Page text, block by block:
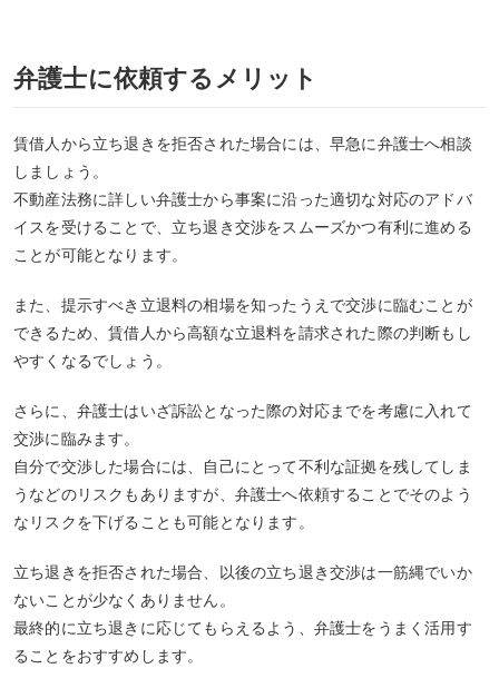
弁護士に依頼するメリット
賃借人から立ち退きを拒否された場合には、早急に弁護士へ相談
しましょう。
不動産法務に詳しい弁護士から事案に沿った適切な対応のアドバ
イスを受けることで、立ち退き交渉をスムーズかつ有利に進める
ことが可能となります。
また、提示すべき立退料の相場を知ったうえで交渉に臨むことが
できるため、賃借人から高額な立退料を請求された際の判断もし
やすくなるでしょう。
さらに、弁護士はいざ訴訟となった際の対応までを考慮に入れて
交渉に臨みます。
自分で交渉した場合には、自己にとって不利な証拠を残してしま
うなどのリスクもありますが、弁護士へ依頼することでそのよう
なリスクを下げることも可能となります。
立ち退きを拒否された場合、以後の立ち退き交渉は一筋縄でいか
ないことが少なくありません。
最終的に立ち退きに応じてもらえるよう、弁護士をうまく活用す
ることをおすすめします。